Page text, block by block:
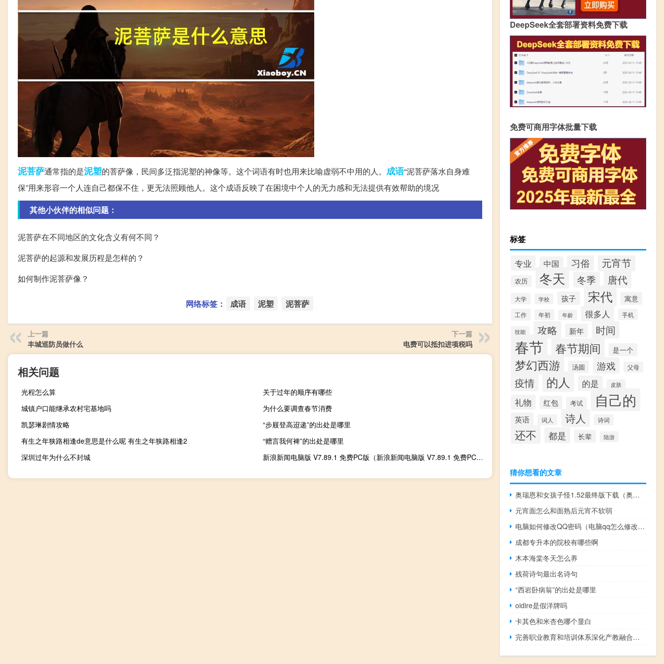
泥菩萨通常指的是泥塑的菩萨像，民间多泛指泥塑的神像等。这个词语有时也用来比喻虚弱不中用的人。 成语“泥菩萨落水自身难
保”用来形容一个人连自己都保不住，更无法照顾他人。这个成语反映了在困境中个人的无力感和无法提供有效帮助的境况
其他小伙伴的相似问题：
泥菩萨在不同地区的文化含义有何不同？
泥菩萨的起源和发展历程是怎样的？
如何制作泥菩萨像？
网络标签： 成语 泥塑 泥菩萨
上一篇
丰城巡防员做什么
下一篇
电费可以抵扣进项税吗
相关问题
光程怎么算
关于过年的顺序有哪些
城镇户口能继承农村宅基地吗
为什么要调查春节消费
凯瑟琳剧情攻略
“步屐登高迢递”的出处是哪里
有生之年狭路相逢de意思是什么呢 有生之年狭路相逢2
“赠言我何裨”的出处是哪里
深圳过年为什么不封城
新浪新闻电脑版 V7.89.1 免费PC版（新浪新闻电脑版 V7.89.1 免费PC版功能简介）
DeepSeek全套部署资料免费下载
免费可商用字体批量下载
标签
专业 中国 习俗 元宵节
农历 冬天 冬季 唐代
大学 学校 孩子 宋代 寓意
工作 年初 年龄 很多人 手机
技能 攻略 新年 时间
春节 春节期间 是一个
梦幻西游 汤圆 游戏 父母
疫情 的人 的是 皮肤
礼物 红包 考试 自己的
英语 词人 诗人 诗词
还不 都是 长辈 陆游
猜你想看的文章
奥瑞恩和女孩子怪1.52最终版下载（奥瑞恩和女孩子怪懒人版）
元宵面怎么和面熟后元宵不软弱
电脑如何修改QQ密码（电脑qq怎么修改密码）
成都专升本的院校有哪些啊
木本海棠冬天怎么养
残荷诗句最出名诗句
“西岩卧病翁”的出处是哪里
oidire是假洋牌吗
卡其色和米杏色哪个显白
完善职业教育和培训体系深化产教融合校企合作加快什么建设